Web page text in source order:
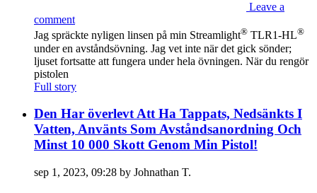
Leave a
comment
Jag spräckte nyligen linsen på min Streamlight® TLR1-HL®
under en avståndsövning. Jag vet inte när det gick sönder;
ljuset fortsatte att fungera under hela övningen. När du rengör
pistolen
Full story
Den Har överlevt Att Ha Tappats, Nedsänkts I
Vatten, Använts Som Avståndsanordning Och
Minst 10 000 Skott Genom Min Pistol!
sep 1, 2023, 09:28 by Johnathan T.